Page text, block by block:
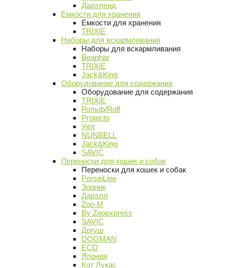
Дарэленд
Емкости для хранения
Емкости для хранения
TRIXIE
Наборы для вскармливания
Наборы для вскармливания
Beaphar
TRIXIE
Jack&King
Оборудование для содержания
Оборудование для содержания
TRIXIE
Рольф/Rolf
Protecto
Уют
NUNBELL
Jack&King
SAVIC
Переноски для кошек и собак
Переноски для кошек и собак
PerseiLine
Зооник
Дарэлл
Zoo-M
By Zooexpress
SAVIC
Догуш
DOGMAN
ECO
Япония
Кот Лукас